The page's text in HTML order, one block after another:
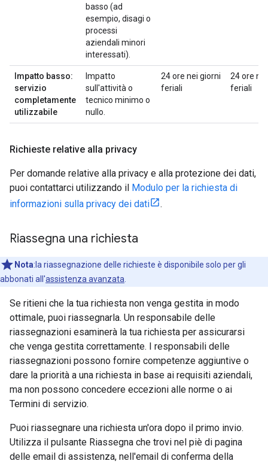
basso (ad
esempio, disagi o
processi
aziendali minori
interessati).
Impatto basso:
servizio
completamente
utilizzabile
Impatto
sull'attività o
tecnico minimo o
nullo.
24 ore nei giorni
feriali
24 ore
feriali
Richieste relative alla privacy
Per domande relative alla privacy e alla protezione dei dati,
puoi contattarci utilizzando il Modulo per la richiesta di
informazioni sulla privacy dei dati
.
Riassegna una richiesta
Nota:la riassegnazione delle richieste è disponibile solo per gli
abbonati all'assistenza avanzata
Se ritieni che la tua richiesta non venga gestita in modo
ottimale, puoi riassegnarla. Un responsabile delle
riassegnazioni esaminerà la tua richiesta per assicurarsi
che venga gestita correttamente. I responsabili delle
riassegnazioni possono fornire competenze aggiuntive o
dare la priorità a una richiesta in base ai requisiti aziendali,
ma non possono concedere eccezioni alle norme o ai
Termini di servizio.
Puoi riassegnare una richiesta un'ora dopo il primo invio.
Utilizza il pulsante Riassegna che trovi nel piè di pagina
delle email di assistenza, nell'email di conferma della